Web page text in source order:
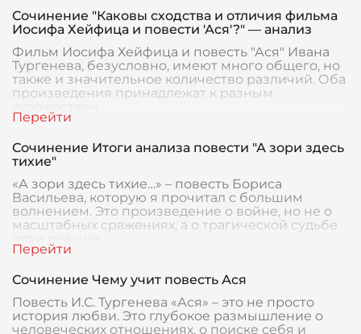
Сочинение "Каковы сходства и отличия фильма
Иосифа Хейфица и повести 'Ася'?" — анализ
Фильм Иосифа Хейфица и повесть "Ася" Ивана
Тургенева, безусловно, имеют много общего, но
также и значительное количество различий. Оба
произведения принадлежат к разным
Сочинение Итоги анализа повести "А зори здесь
тихие"
«А зори здесь тихие…» – повесть Бориса
Васильева, которую я прочитал с большим
волнением. Это произведение о войне, но не о
масштабных сражениях, а о трагической судьбе
Сочинение Чему учит повесть Ася
Повесть И.С. Тургенева «Ася» – это не просто
история любви. Это глубокое размышление о
человеческих отношениях, о поиске себя и